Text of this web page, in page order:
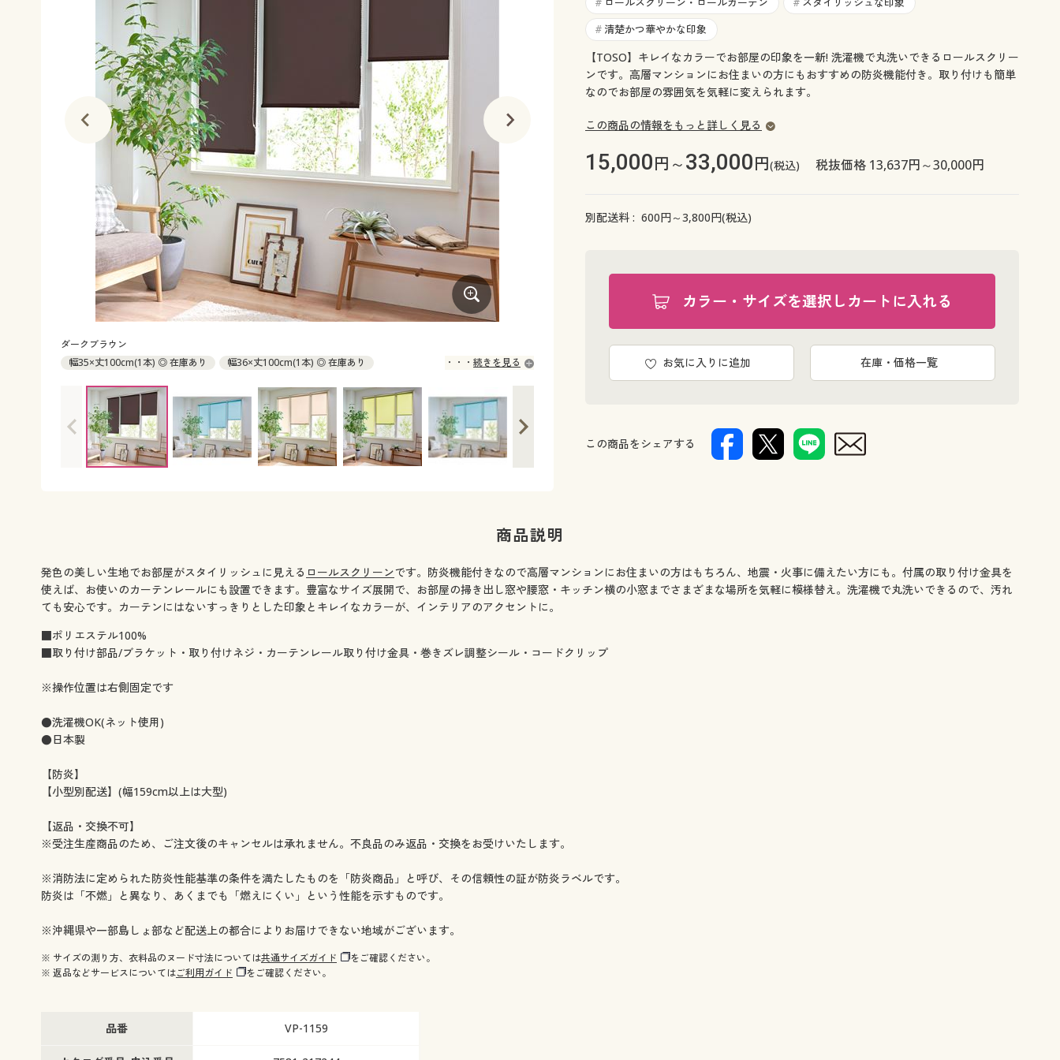
ダークブラウン
幅35×丈100cm(1本) ◎ 在庫あり
幅36×丈100cm(1本) ◎ 在庫あり
幅50×丈140cm(1本) ◎ 在庫あり
幅54×丈100cm(1本) ◎ 在庫あり
幅54×丈140cm(1本) ◎ 在庫あり
幅55×丈100cm(1本) ◎ 在庫あり
幅55×丈140cm(1本) ◎ 在庫あり
幅56×丈100cm(1本) ◎ 在庫あり
幅56×丈140cm(1本) ◎ 在庫あり
幅59×丈100cm(1本) ◎ 在庫あり
幅59×丈140cm(1本) ◎ 在庫あり
幅71×丈180cm(1本) ◎ 在庫あり
幅72×丈100cm(1本) ◎ 在庫あり
幅72×丈140cm(1本) ◎ 在庫あり
幅72×丈180cm(1本) ◎ 在庫あり
幅73×丈100cm(1本) ◎ 在庫あり
幅73×丈140cm(1本) ◎ 在庫あり
幅73×丈180cm(1本) ◎ 在庫あり
幅74×丈140cm(1本) ◎ 在庫あり
幅74×丈180cm(1本) ◎ 在庫あり
幅75×丈140cm(1本) ◎ 在庫あり
幅76×丈140cm(1本) ◎ 在庫あり
幅76×丈220cm(1本) ◎ 在庫あり
幅77×丈220cm(1本) ◎ 在庫あり
幅80×丈140cm(1本) ◎ 在庫あり
幅90×丈140cm(1本) ◎ 在庫あり
幅90×丈200cm(1本) ◎ 在庫あり
幅90×丈220cm(1本) ◎ 在庫あり
幅120×丈100cm(1本) ◎ 在庫あり
幅120×丈140cm(1本) ◎ 在庫あり
幅120×丈180cm(1本) ◎ 在庫あり
幅120×丈220cm(1本) ◎ 在庫あり
幅130×丈180cm(1本) ◎ 在庫あり
幅130×丈220cm(1本) ◎ 在庫あり
幅159×丈180cm(1本) ◎ 在庫あり
幅159×丈220cm(1本) ◎ 在庫あり
幅160×丈100cm(1本) ◎ 在庫あり
幅160×丈140cm(1本) ◎ 在庫あり
幅164×丈180cm(1本) ◎ 在庫あり
幅164×丈220cm(1本) ◎ 在庫あり
続きを見る
# #
# 清楚かつ華やかな印象
【TOSO】キレイなカラーでお部屋の印象を一新! 洗濯機で丸洗いできるロールスクリー
ンです。高層マンションにお住まいの方にもおすすめの防炎機能付き。取り付けも簡単
なのでお部屋の雰囲気を気軽に変えられます。
この商品の情報をもっと詳しく見る
15,000円～33,000円(税込) 税抜価格 13,637円～30,000円
別配送料 : 600円～3,800円(税込)
カラー・サイズを選択しカートに入れる
お気に入りに追加 在庫・価格一覧
この商品をシェアする
商品説明
発色の美しい生地でお部屋がスタイリッシュに見える ロールスクリーンです。防炎機能付きなので高層マンションにお住まいの方はもちろん、地震・火事に備えたい方にも。付属の取り付け金具を
使えば、お使いのカーテンレールにも設置できます。豊富なサイズ展開で、お部屋の掃き出し窓や腰窓・キッチン横の小窓までさまざまな場所を気軽に模様替え。洗濯機で丸洗いできるので、汚れ
ても安心です。カーテンにはないすっきりとした印象とキレイなカラーが、インテリアのアクセントに。
■ポリエステル100%
■取り付け部品/ブラケット・取り付けネジ・カーテンレール取り付け金具・巻きズレ調整シール・コードクリップ
※操作位置は右側固定です
●洗濯機OK(ネット使用)
●日本製
【防炎】
【小型別配送】(幅159cm以上は大型)
【返品・交換不可】
※受注生産商品のため、ご注文後のキャンセルは承れません。不良品のみ返品・交換をお受けいたします。
※消防法に定められた防炎性能基準の条件を満たしたものを「防炎商品」と呼び、その信頼性の証が防炎ラベルです。
防炎は「不燃」と異なり、あくまでも「燃えにくい」という性能を示すものです。
※沖縄県や一部島しょ部など配送上の都合によりお届けできない地域がございます。
※ サイズの測り方、衣料品のヌード寸法については共通サイズガイド
をご確認ください。
※ 返品などサービスについてはご利用ガイド をご確認ください。
品番 VP-1159